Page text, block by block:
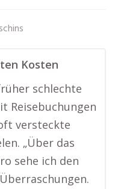
Kosten
schlechte
Reisebuchungen
versteckte
„Über das
sehe ich den